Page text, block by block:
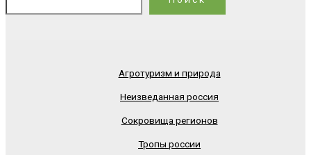
Агротуризм и природа
Неизведанная россия
Сокровища регионов
Тропы россии